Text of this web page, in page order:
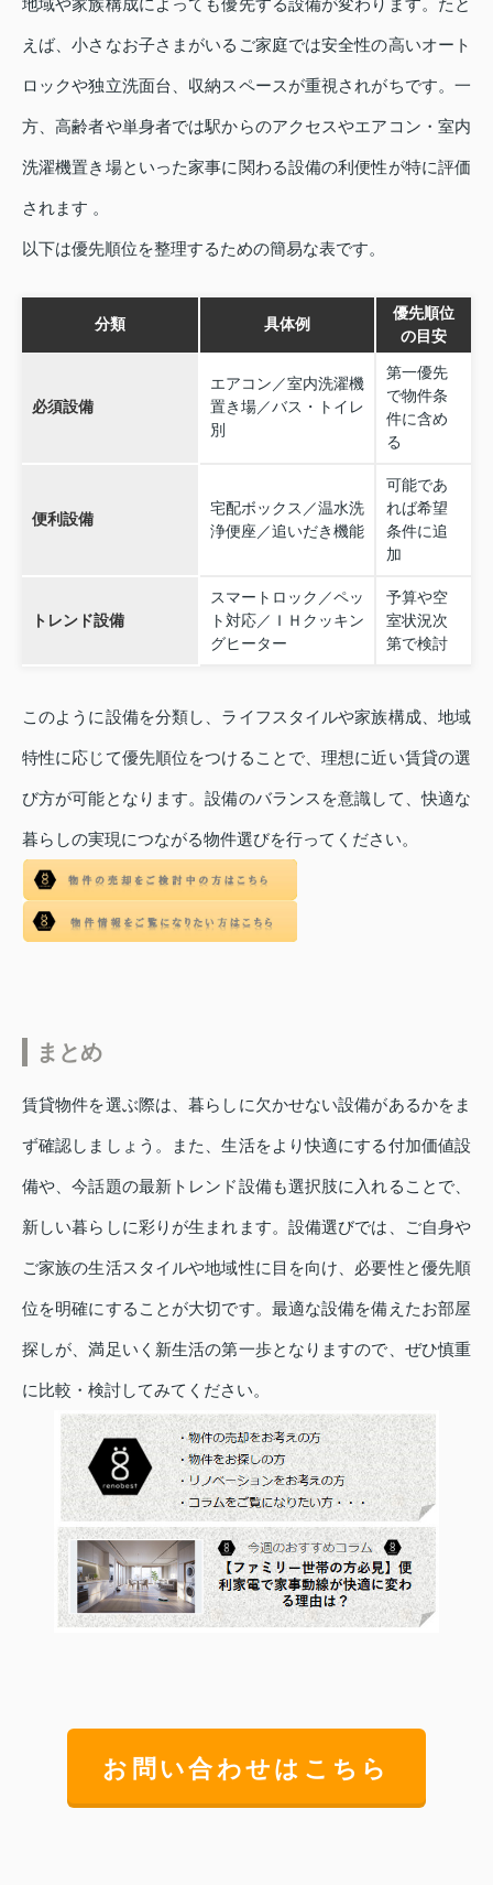
えば、小さなお子さまがいるご家庭では安全性の高いオート
ロックや独立洗面台、収納スペースが重視されがちです。一
方、高齢者や単身者では駅からのアクセスやエアコン・室内
洗濯機置き場といった家事に関わる設備の利便性が特に評価
されます 。
以下は優先順位を整理するための簡易な表です。
分類 具体例
優先順位
の目安
必須設備
エアコン／室内洗濯機
置き場／バス・トイレ
別
第一優先
で物件条
件に含め
る
便利設備
宅配ボックス／温水洗
浄便座／追いだき機能
可能であ
れば希望
条件に追
加
トレンド設備
スマートロック／ペッ
ト対応／ＩＨクッキン
グヒーター
予算や空
室状況次
第で検討
このように設備を分類し、ライフスタイルや家族構成、地域
特性に応じて優先順位をつけることで、理想に近い賃貸の選
び方が可能となります。設備のバランスを意識して、快適な
暮らしの実現につながる物件選びを行ってください。
まとめ
賃貸物件を選ぶ際は、暮らしに欠かせない設備があるかをま
ず確認しましょう。また、生活をより快適にする付加価値設
備や、今話題の最新トレンド設備も選択肢に入れることで、
新しい暮らしに彩りが生まれます。設備選びでは、ご自身や
ご家族の生活スタイルや地域性に目を向け、必要性と優先順
位を明確にすることが大切です。最適な設備を備えたお部屋
探しが、満足いく新生活の第一歩となりますので、ぜひ慎重
に比較・検討してみてください。
お問い合わせはこちら